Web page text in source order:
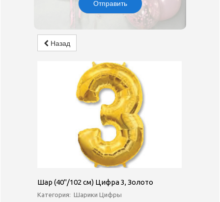
Отправить
Назад
Шар (40''/102 см) Цифра 3, Золото
Категория: Шарики Цифры